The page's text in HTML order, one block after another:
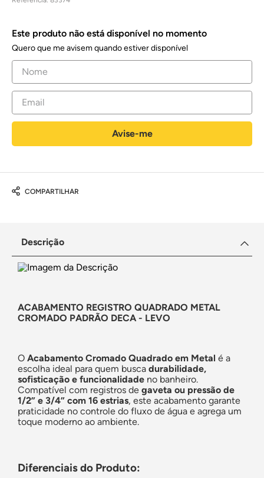
Este produto não está disponível no momento
Quero que me avisem quando estiver disponível
COMPARTILHAR
Descrição
ACABAMENTO REGISTRO QUADRADO METAL
CROMADO PADRÃO DECA - LEVO
O Acabamento Cromado Quadrado em Metal é a
escolha ideal para quem busca durabilidade,
sofisticação e funcionalidade no banheiro.
Compatível com registros de gaveta ou pressão de
1/2” e 3/4” com 16 estrias, este acabamento garante
praticidade no controle do fluxo de água e agrega um
toque moderno ao ambiente.
Diferenciais do Produto: